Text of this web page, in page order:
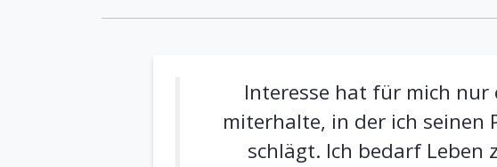
Interesse hat für mich nur
miterhalte, in der ich seinen
schlägt. Ich bedarf Leben